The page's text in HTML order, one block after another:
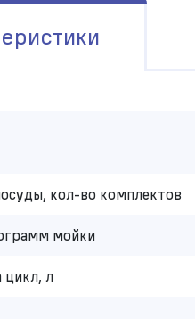
кол-во комплектов
мойки
цикл, л